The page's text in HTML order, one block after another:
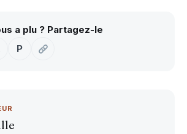
a plu ? Partagez-le
P